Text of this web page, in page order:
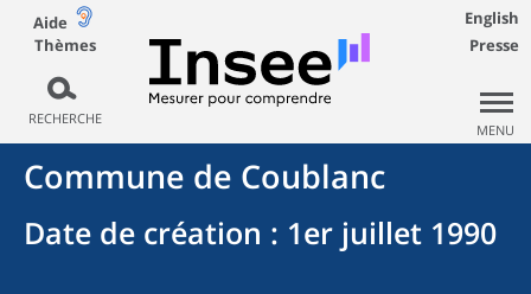
Aide
Thèmes
RECHERCHE
English
Presse
MENU
Commune de Coublanc
Date de création : 1er juillet 1990